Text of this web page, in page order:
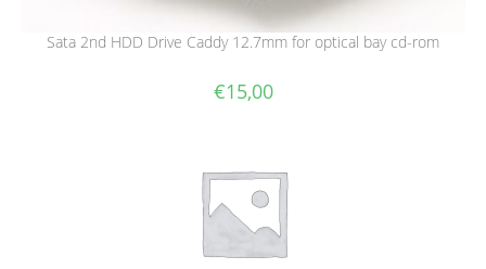
Sata 2nd HDD Drive Caddy 12.7mm for optical bay cd-rom
€15,00